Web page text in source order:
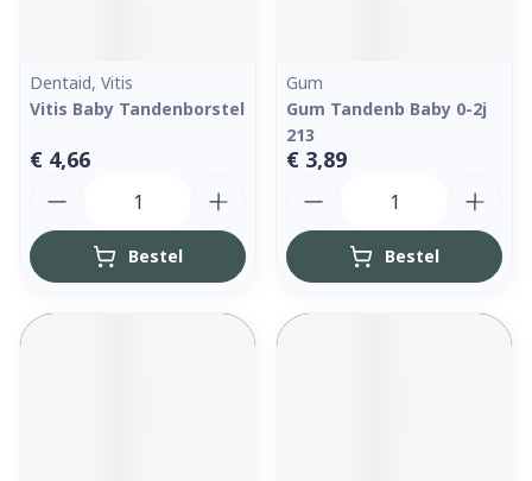
Dentaid, Vitis
Vitis Baby Tandenborstel
€ 4,66
Bestel
Gum
Gum Tandenb Baby 0-2j
213
€ 3,89
Bestel